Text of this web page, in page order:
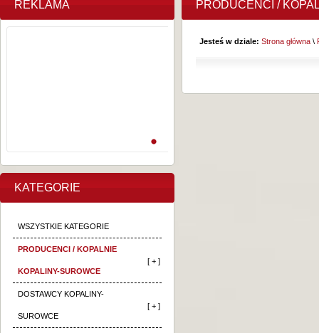
REKLAMA
KATEGORIE
WSZYSTKIE KATEGORIE
PRODUCENCI / KOPALNIE
KOPALINY-SUROWCE
[ + ]
DOSTAWCY KOPALINY-
SUROWCE
[ + ]
PRODUCENCI /
Jesteś w dziale: Strona główna \